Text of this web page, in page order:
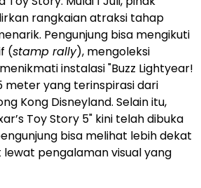
rangkaian atraksi tahap
Pengunjung bisa mengikuti
(stamp rally), mengoleksi
instalasi "Buzz Lightyear!
meter yang terinspirasi dari
Kong Disneyland. Selain itu,
Toy Story 5" kini telah dibuka
bisa melihat lebih dekat
pengalaman visual yang